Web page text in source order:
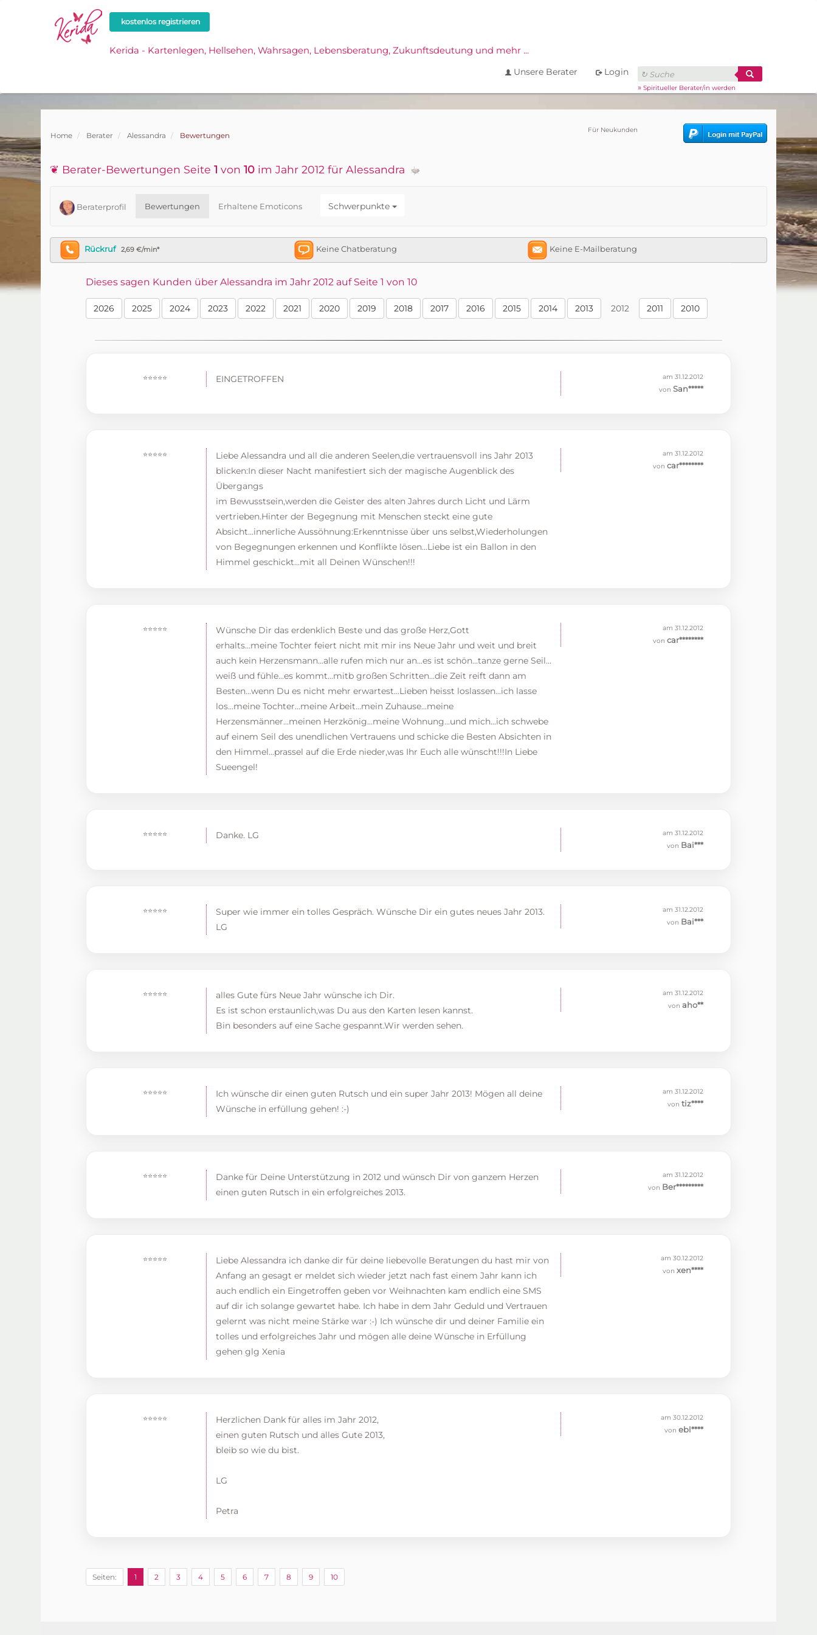
kostenlos registrieren
Kerida - Kartenlegen, Hellsehen, Wahrsagen, Lebensberatung, Zukunftsdeutung und mehr ...
Unsere Berater
Login
» Spiritueller Berater/in werden
Home Berater Alessandra Bewertungen
Für Neukunden
❦ Berater-Bewertungen Seite1 von10 im Jahr 2012 für Alessandra
Beraterprofil Bewertungen Erhaltene Emoticons Schwerpunkte
Rückruf 2,69 €/min* Keine Chatberatung Keine E-Mailberatung
Dieses sagen Kunden über Alessandra im Jahr 2012 auf Seite 1 von 10
2026 2025 2024 2023 2022 2021 2020 2019 2018 2017 2016 2015 2014 2013 2012 2011 2010
⭐⭐⭐⭐⭐ EINGETROFFEN
am 31.12.2012
von San*****
⭐⭐⭐⭐⭐
Liebe Alessandra und all die anderen Seelen,die vertrauensvoll ins Jahr 2013
blicken:In dieser Nacht manifestiert sich der magische Augenblick des
Übergangs
im Bewusstsein,werden die Geister des alten Jahres durch Licht und Lärm
vertrieben.Hinter der Begegnung mit Menschen steckt eine gute
Absicht...innerliche Aussöhnung:Erkenntnisse über uns selbst,Wiederholungen
von Begegnungen erkennen und Konflikte lösen...Liebe ist ein Ballon in den
Himmel geschickt...mit all Deinen Wünschen!!!
am 31.12.2012
von car********
⭐⭐⭐⭐⭐
Wünsche Dir das erdenklich Beste und das große Herz,Gott
erhalts...meine Tochter feiert nicht mit mir ins Neue Jahr und weit und breit
auch kein Herzensmann...alle rufen mich nur an...es ist schön...tanze gerne Seil...
weiß und fühle...es kommt...mitb großen Schritten...die Zeit reift dann am
Besten...wenn Du es nicht mehr erwartest...Lieben heisst loslassen...ich lasse
los...meine Tochter...meine Arbeit...mein Zuhause...meine
Herzensmänner...meinen Herzkönig...meine Wohnung...und mich...ich schwebe
auf einem Seil des unendlichen Vertrauens und schicke die Besten Absichten in
den Himmel...prassel auf die Erde nieder,was Ihr Euch alle wünscht!!!In Liebe
Sueengel!
am 31.12.2012
von car********
⭐⭐⭐⭐⭐ Danke. LG
am 31.12.2012
von Bai***
⭐⭐⭐⭐⭐
Super wie immer ein tolles Gespräch. Wünsche Dir ein gutes neues Jahr 2013.
LG
am 31.12.2012
von Bai***
⭐⭐⭐⭐⭐
alles Gute fürs Neue Jahr wünsche ich Dir.
Es ist schon erstaunlich,was Du aus den Karten lesen kannst.
Bin besonders auf eine Sache gespannt.Wir werden sehen.
am 31.12.2012
von aho**
⭐⭐⭐⭐⭐
Ich wünsche dir einen guten Rutsch und ein super Jahr 2013! Mögen all deine
Wünsche in erfüllung gehen! :-)
am 31.12.2012
von tiz****
⭐⭐⭐⭐⭐
Danke für Deine Unterstützung in 2012 und wünsch Dir von ganzem Herzen
einen guten Rutsch in ein erfolgreiches 2013.
am 31.12.2012
von Ber*********
⭐⭐⭐⭐⭐
Liebe Alessandra ich danke dir für deine liebevolle Beratungen du hast mir von
Anfang an gesagt er meldet sich wieder jetzt nach fast einem Jahr kann ich
auch endlich ein Eingetroffen geben vor Weihnachten kam endlich eine SMS
auf dir ich solange gewartet habe. Ich habe in dem Jahr Geduld und Vertrauen
gelernt was nicht meine Stärke war :-) Ich wünsche dir und deiner Familie ein
tolles und erfolgreiches Jahr und mögen alle deine Wünsche in Erfüllung
gehen glg Xenia
am 30.12.2012
von xen****
⭐⭐⭐⭐⭐
Herzlichen Dank für alles im Jahr 2012,
einen guten Rutsch und alles Gute 2013,
bleib so wie du bist.
LG
Petra
am 30.12.2012
von ebl****
Seiten: 1 2 3 4 5 6 7 8 9 10